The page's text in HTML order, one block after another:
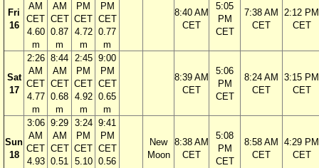
Fri
16
AM
CET
4.60
m
AM
CET
0.87
m
PM
CET
4.72
m
PM
CET
0.77
m
8:40 AM
CET
5:05
PM
CET
7:38 AM
CET
2:12 PM
CET
Sat
17
2:26
AM
CET
4.77
m
8:44
AM
CET
0.68
m
2:45
PM
CET
4.92
m
9:00
PM
CET
0.65
m
8:39 AM
CET
5:06
PM
CET
8:24 AM
CET
3:15 PM
CET
Sun
18
3:06
AM
CET
4.93
9:29
AM
CET
0.51
3:24
PM
CET
5.10
9:41
PM
CET
0.56
New
Moon
8:38 AM
CET
5:08
PM
CET
8:58 AM
CET
4:29 PM
CET